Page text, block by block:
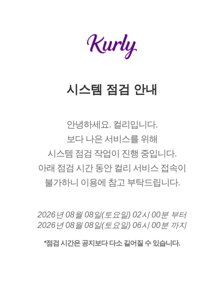
시스템 점검 안내
안녕하세요. 컬리입니다.
보다 나은 서비스를 위해
시스템 점검 작업이 진행 중입니다.
아래 점검 시간 동안 컬리 서비스 접속이
불가하니 이용에 참고 부탁드립니다.
2026년 08월 08일(토요일) 02시 00분 부터
2026년 08월 08일(토요일) 06시 00분 까지
*점검 시간은 공지보다 다소 길어질 수 있습니다.